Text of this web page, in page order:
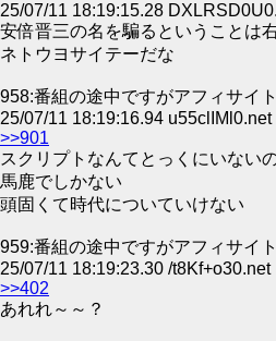
25/07/11 18:19:15.28
安倍晋三の名を騙るということは
ネトウヨサイテーだな
958:番組の途中ですがアフィサイ
25/07/11 18:19:16.94 u55clIMl0.net
>>901
スクリプトなんてとっくにいない
馬鹿でしかない
頭固くて時代についていけない
959:番組の途中ですがアフィサイ
25/07/11 18:19:23.30 /t8Kf+o30.net
>>402
あれれ～～？